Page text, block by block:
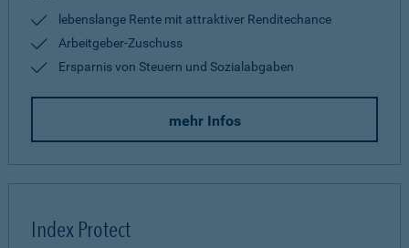
lebenslange Rente mit attraktiver Renditechance
Arbeitgeber-Zuschuss
Ersparnis von Steuern und Sozialabgaben
mehr Infos
Index Protect